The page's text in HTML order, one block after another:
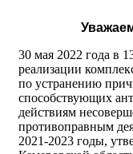
30 мая 2022 года в
реализации
по устранению
способствующих
действиям
противоправным
2021-2023 годы,